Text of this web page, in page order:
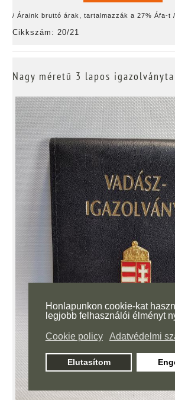
Honlapunkon cookie-kat
legjobb felhasználói élményt
Cookie policy Adatvédelmi
Elutasítom
/ Áraink bruttó árak, tartalmazzák a 27% Áfa-t /
Cikkszám: 20/21
Nagy méretű 3 lapos